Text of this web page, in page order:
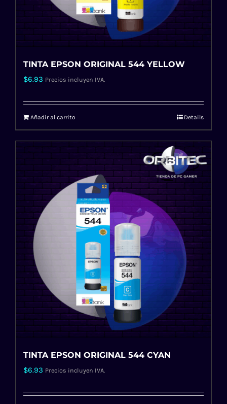
TINTA EPSON ORIGINAL 544 YELLOW
$6.93 Precios incluyen IVA.
Añadir al carrito Details
TINTA EPSON ORIGINAL 544 CYAN
$6.93 Precios incluyen IVA.